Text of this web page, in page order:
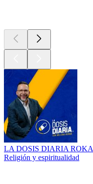
LA DOSIS DIARIA ROKA
Religión y espiritualidad